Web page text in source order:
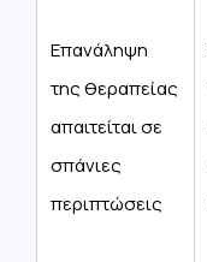
Επανάληψη
της θεραπείας
απαιτείται σε
σπάνιες
περιπτώσεις